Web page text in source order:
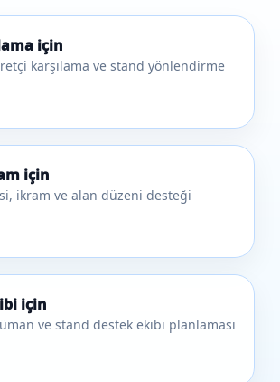
için
karşılama ve stand yönlendirme
için
ikram ve alan düzeni desteği
için
ve stand destek ekibi planlaması